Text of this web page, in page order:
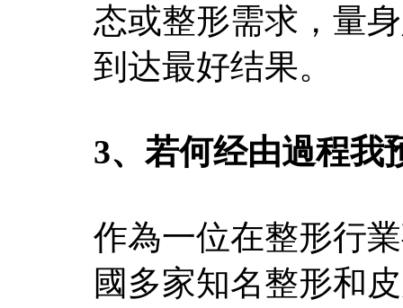
态或整形需求，量
到达最好结果。
3、若何经由過程我
作為一位在整形行
國多家知名整形和